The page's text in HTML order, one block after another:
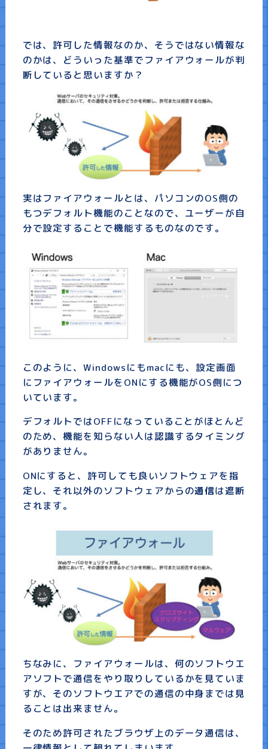
では、許可した情報なのか、そうではない情報な
のかは、どういった基準でファイアウォールが判
断していると思いますか？
実はファイアウォールとは、パソコンのOS側の
もつデフォルト機能のことなので、ユーザーが自
分で設定することで機能するものなのです。
このように、Windowsにもmacにも、設定画面
にファイアウォールをONにする機能がOS側につ
いています。
デフォルトではOFFになっていることがほとんど
のため、機能を知らない人は認識するタイミング
がありません。
ONにすると、許可しても良いソフトウェアを指
定し、それ以外のソフトウェアからの通信は遮断
されます。
ちなみに、ファイアウォールは、何のソフトウエ
アソフトで通信をやり取りしているかを見ていま
すが、そのソフトウエアでの通信の中身までは見
ることは出来ません。
そのため許可されたブラウザ上のデータ通信は、